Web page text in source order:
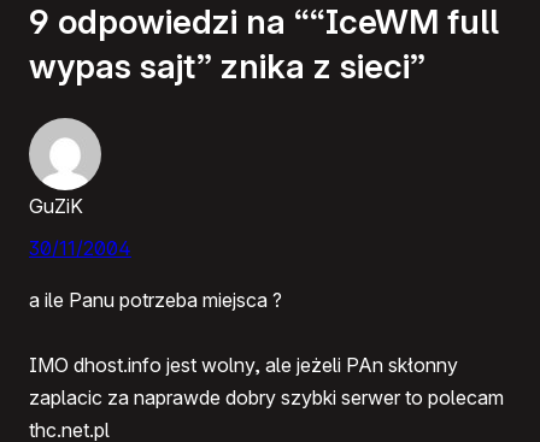
9 odpowiedzi na ““IceWM full
wypas sajt” znika z sieci”
GuZiK
30/11/2004
a ile Panu potrzeba miejsca ?
IMO dhost.info jest wolny, ale jeżeli PAn skłonny
zaplacic za naprawde dobry szybki serwer to polecam
thc.net.pl